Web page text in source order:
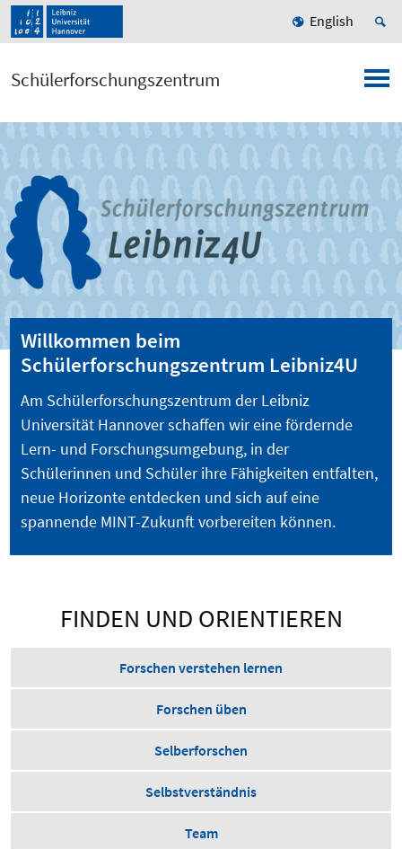
English
Schülerforschungszentrum
Willkommen beim
Schülerforschungszentrum Leibniz4U
Am Schülerforschungszentrum der Leibniz
Universität Hannover schaffen wir eine fördernde
Lern- und Forschungsumgebung, in der
Schülerinnen und Schüler ihre Fähigkeiten entfalten,
neue Horizonte entdecken und sich auf eine
spannende MINT-Zukunft vorbereiten können.
FINDEN UND ORIENTIEREN
Forschen verstehen lernen
Forschen üben
Selberforschen
Selbstverständnis
Team